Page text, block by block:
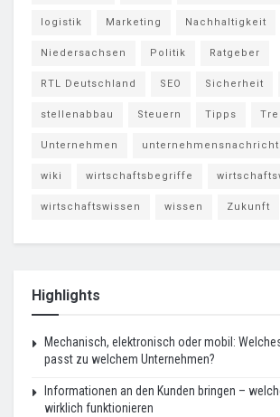
logistik Marketing Nachhaltigkeit
Niedersachsen Politik Ratgeber
RTL Deutschland SEO Sicherheit
stellenabbau Steuern Tipps
Unternehmen
wiki wirtschaftsbegriffe
wirtschaftswissen wissen Zukunft
Highlights
Mechanisch, elektronisch oder mobil:
passt zu welchem Unternehmen?
Informationen an den Kunden bringen –
wirklich funktionieren